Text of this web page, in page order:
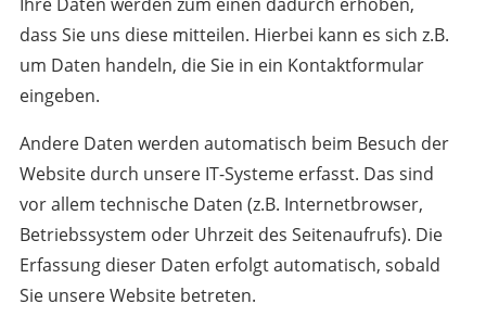
dass Sie uns diese mitteilen. Hierbei kann es sich z.B.
um Daten handeln, die Sie in ein Kontaktformular
eingeben.
Andere Daten werden automatisch beim Besuch der
Website durch unsere IT-Systeme erfasst. Das sind
vor allem technische Daten (z.B. Internetbrowser,
Betriebssystem oder Uhrzeit des Seitenaufrufs). Die
Erfassung dieser Daten erfolgt automatisch, sobald
Sie unsere Website betreten.